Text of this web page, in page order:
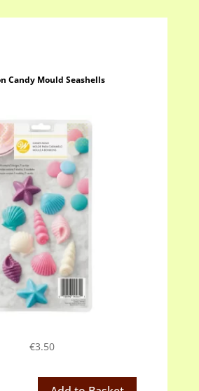
Candy Mould Seashells
€3.50